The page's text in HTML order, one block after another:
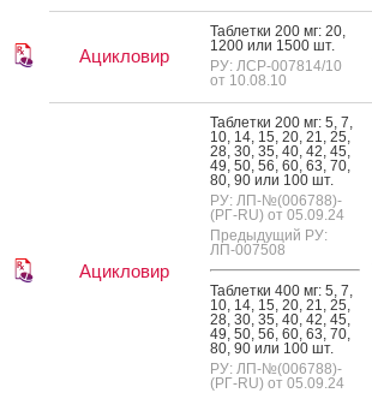
Ацикловир
Таб­летки 200 мг: 20,
1200 или 1500 шт.
РУ: ЛСР-007814/10
от 10.08.10
Ацикловир
Таб­летки 200 мг: 5, 7,
10, 14, 15, 20, 21, 25,
28, 30, 35, 40, 42, 45,
49, 50, 56, 60, 63, 70,
80, 90 или 100 шт.
РУ: ЛП-№(006788)-
(РГ-RU) от 05.09.24
Предыдущий РУ:
ЛП-007508
Таб­летки 400 мг: 5, 7,
10, 14, 15, 20, 21, 25,
28, 30, 35, 40, 42, 45,
49, 50, 56, 60, 63, 70,
80, 90 или 100 шт.
РУ: ЛП-№(006788)-
(РГ-RU) от 05.09.24